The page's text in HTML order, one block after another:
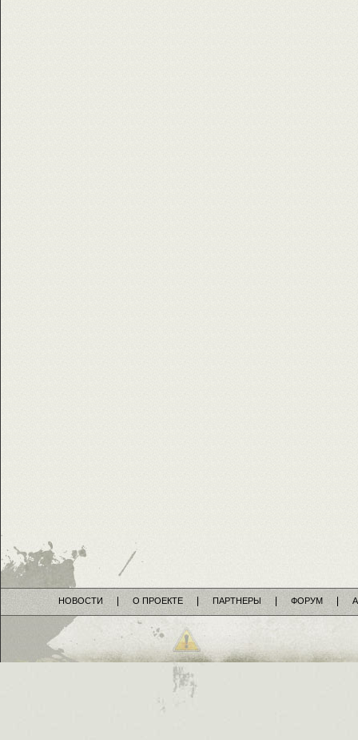
НОВОСТИ О ПРОЕКТЕ ПАРТНЕРЫ ФОРУМ